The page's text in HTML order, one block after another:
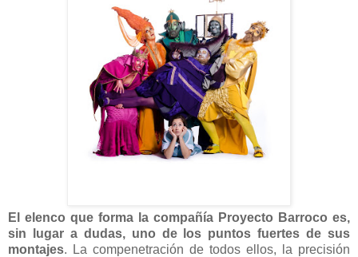
El elenco que forma la compañía Proyecto Barroco es,
sin lugar a dudas, uno de los puntos fuertes de sus
montajes. La compenetración de todos ellos, la precisión